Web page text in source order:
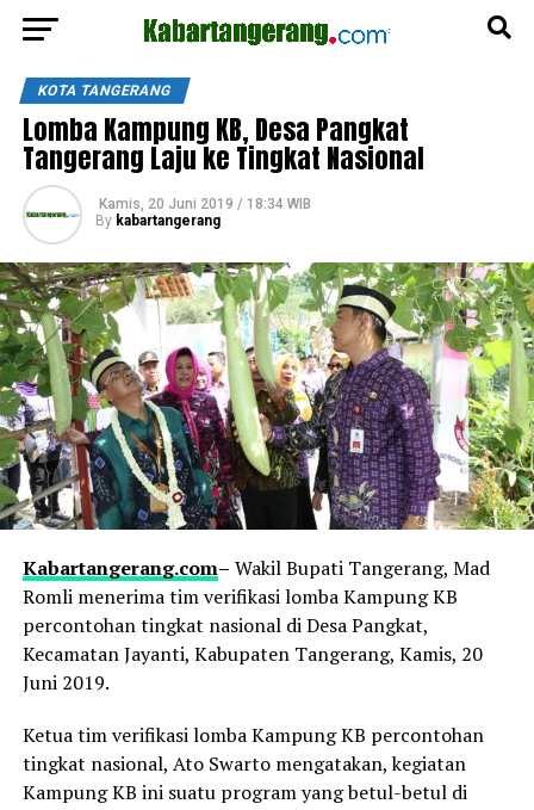
KOTA TANGERANG
Lomba Kampung KB, Desa Pangkat
Tangerang Laju ke Tingkat Nasional
Kamis, 20 Juni 2019 / 18:34 WIB
By kabartangerang
Kabartangerang.com– Wakil Bupati Tangerang, Mad
Romli menerima tim verifikasi lomba Kampung KB
percontohan tingkat nasional di Desa Pangkat,
Kecamatan Jayanti, Kabupaten Tangerang, Kamis, 20
Juni 2019.
Ketua tim verifikasi lomba Kampung KB percontohan
tingkat nasional, Ato Swarto mengatakan, kegiatan
Kampung KB ini suatu program yang betul-betul di